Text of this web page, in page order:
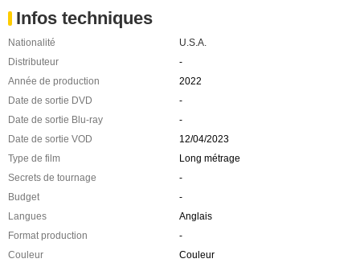
Infos techniques
Nationalité
U.S.A.
Distributeur
-
Année de production
2022
Date de sortie DVD
-
Date de sortie Blu-ray
-
Date de sortie VOD
12/04/2023
Type de film
Long métrage
Secrets de tournage
-
Budget
-
Langues
Anglais
Format production
-
Couleur
Couleur